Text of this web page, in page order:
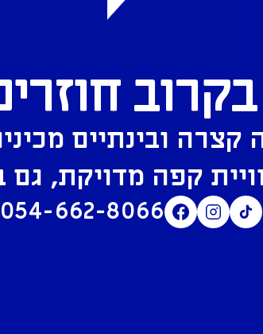
בקרוב
ובינתיים
קפה מדויקת, גם
054-662-8066